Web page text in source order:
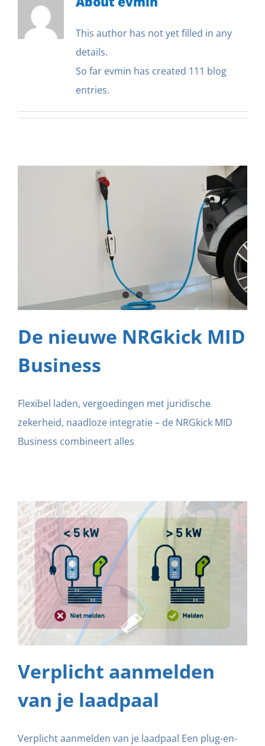
This author has not yet filled in any
details.
So far evmin has created 111 blog
entries.
De nieuwe NRGkick MID
Business
Flexibel laden, vergoedingen met juridische
zekerheid, naadloze integratie – de NRGkick MID
Business combineert alles
Verplicht aanmelden
van je laadpaal
Verplicht aanmelden van je laadpaal Een plug-en-